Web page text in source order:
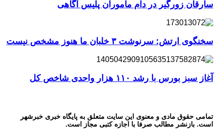
سارقان زورگیر در دام ماموران پلیس آگاهی
سخنگوی ارتش: سرنوشت ۳ خلبان ما هنوز مشخص نیست
آغاز سبز بورس با رشد ۱۱۰ هزار واحدی شاخص کل
تمامی حقوق مادی و معنوی این سایت متعلق به پایگاه خبری خبرشهر
است. بازنشر مطالب صرفا با اجازه کتبی مجاز است.